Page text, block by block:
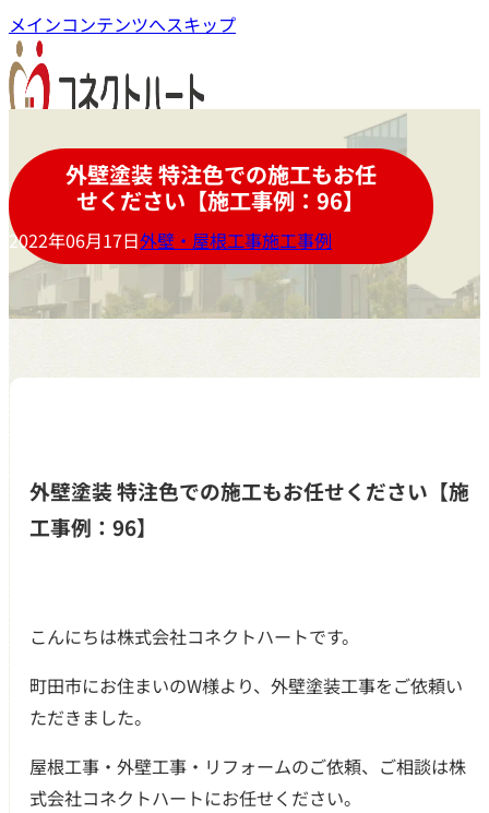
メインコンテンツへスキップ
外壁塗装 特注色での施工もお任
せください【施工事例：96】
2022年06月17日外壁・屋根工事施工事例
外壁塗装 特注色での施工もお任せください【施
工事例：96】
こんにちは株式会社コネクトハートです。
町田市にお住まいのW様より、外壁塗装工事をご依頼い
ただきました。
屋根工事・外壁工事・リフォームのご依頼、ご相談は株
式会社コネクトハートにお任せください。